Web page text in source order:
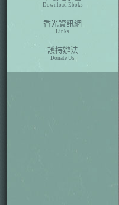
Download Eboks
香光資訊網
Links
護持辦法
Donate Us